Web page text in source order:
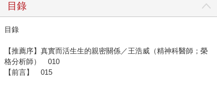
目錄
目錄
【推薦序】真實而活生生的親密關係／王浩威（精神科醫師；榮
格分析師） 010
【前言】 015